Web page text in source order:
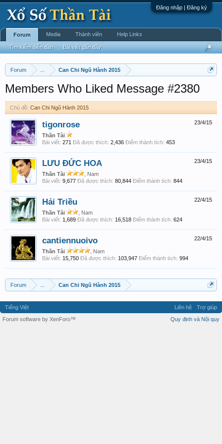
Đăng nhập | Đăng ký
Forum Can Chi Ngũ Hành 2015
Members Who Liked Message #2380
Chủ đề: Can Chi Ngũ Hành 2015
23/4/15
tigonrose
Thần Tài
Bài viết: 271 Đã được thích: 2,436 Điểm thành tích: 453
23/4/15
LƯU ĐỨC HOA
Thần Tài
, Nam
Bài viết: 9,677 Đã được thích: 80,844 Điểm thành tích: 844
22/4/15
Hải Triều
Thần Tài
, Nam
Bài viết: 1,689 Đã được thích: 16,518 Điểm thành tích: 624
22/4/15
cantiennuoivo
Thần Tài
, Nam
Bài viết: 15,750 Đã được thích: 103,947 Điểm thành tích: 994
Forum Can Chi Ngũ Hành 2015
Forum
Tìm kiếm diễn đàn Bài viết gần đây
Media Thành viên Help Links
Tiếng Việt Liên hệ
Trợ giúp
Quy định và Nội quy
Forum software by XenForo™